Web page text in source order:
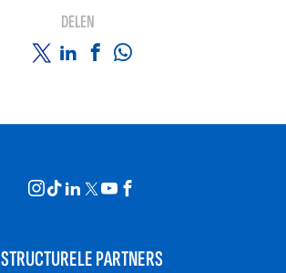
DELEN
STRUCTURELE PARTNERS